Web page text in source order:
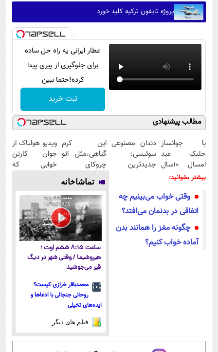
پروژه تایفون ترکیه کلید خورد
عطار ایرانی یه راه حل ساده
برای جلوگیری از پیری پیدا
کرده!حتما ببین
ثبت خرید
مطالب پیشنهادی
با جوانساز
جلبک عید
امسال ۱۰سال
جوون تری
دندان مصنوعی
سوئیسی:
جدیدترین
پرداخت قسطی
این کرم
گیاهی،مثل اتو
چروکای
پوستتوصاف
میکنه!50%تخفیف
ویدیو هولناک از
جوان کارتن
خوابی که
بیشتر بخوانید:
وقتی خواب می‌بینیم چه
اتفاقی در بدنمان می‌افتد؟
چگونه مغز را همانند بدن
آماده خواب کنیم؟
تماشاخانه
ساعت ۸:۱۵ ششم اوت ؛
هیروشیما / وقتی شهر در دیگ
قیر می‌جوشید
محمدباقر خرازی کیست؟
روحانی جنجالی با ادعاها و
ایده‌های تخیلی
فیلم های دیگر